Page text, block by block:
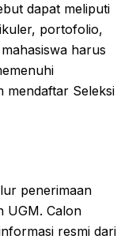
dapat meliputi
portofolio,
harus
mendaftar Seleksi
penerimaan
UGM. Calon
resmi dari